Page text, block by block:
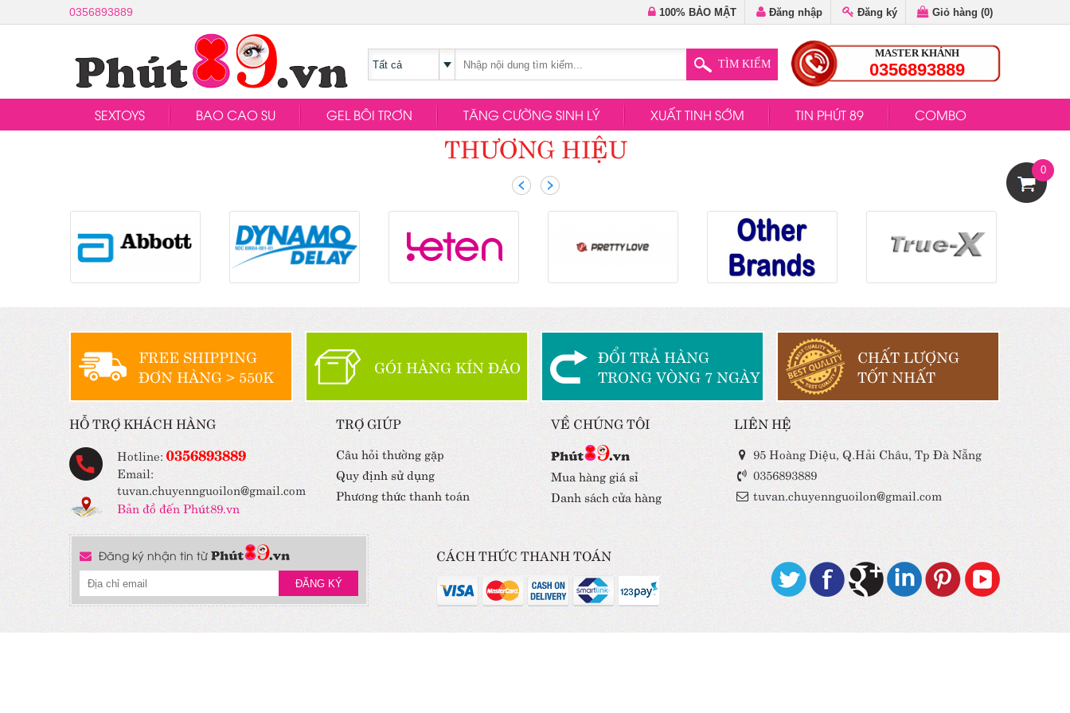
0
0356893889 100% BẢO MẬT Đăng nhập Đăng ký Giỏ hàng (0)
MASTER KHÁNH
0356893889
SEXTOYS BAO CAO SU GEL BÔI TRƠN TĂNG CƯỜNG SINH LÝ XUẤT TINH SỚM TIN PHÚT 89 COMBO
THƯƠNG HIỆU
FREE SHIPPING
ĐƠN HÀNG > 550K
GÓI HÀNG KÍN ĐÁO
ĐỔI TRẢ HÀNG
TRONG VÒNG 7 NGÀY
CHẤT LƯỢNG
TỐT NHẤT
HỖ TRỢ KHÁCH HÀNG
Hotline: 0356893889
Email:
tuvan.chuyennguoilon@gmail.com
Bản đồ đến Phút89.vn
TRỢ GIÚP
Câu hỏi thường gặp
Quy định sử dụng
Phương thức thanh toán
VỀ CHÚNG TÔI
Mua hàng giá sỉ
Danh sách cửa hàng
LIÊN HỆ
95 Hoàng Diệu, Q.Hải Châu, Tp Đà Nẵng
0356893889
tuvan.chuyennguoilon@gmail.com
Đăng ký nhận tin từ CÁCH THỨC THANH TOÁN